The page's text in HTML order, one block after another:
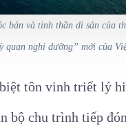
bản và tinh thần di sản của
nghỉ dưỡng” mới của
tôn vinh triết lý
bộ chu trình tiếp